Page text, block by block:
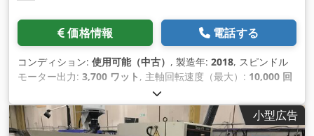
価格情報 電話する
コンディション: 使用可能（中古） , 製造年: 2018, スピンドル
モーター出力: 3,700 ワット , 主軸回転速度（最大）: 10,000 回
3,400 kg（キログラム）
高:1,690 mm, バー径（最大）:25 mm, Ｘ軸移動量:55 mm,
Y軸移動距離:308 mm , 製品長さ（最大）:2,245 mm, 軸数:6,
小型広告